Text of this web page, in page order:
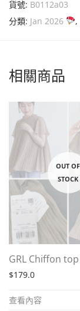
貨號: B0112a03
分類: Jan 2026 ,
相關商品
GRL Chiffon top
$179.0
查看內容